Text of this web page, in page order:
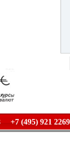
+7 (495) 921 2269